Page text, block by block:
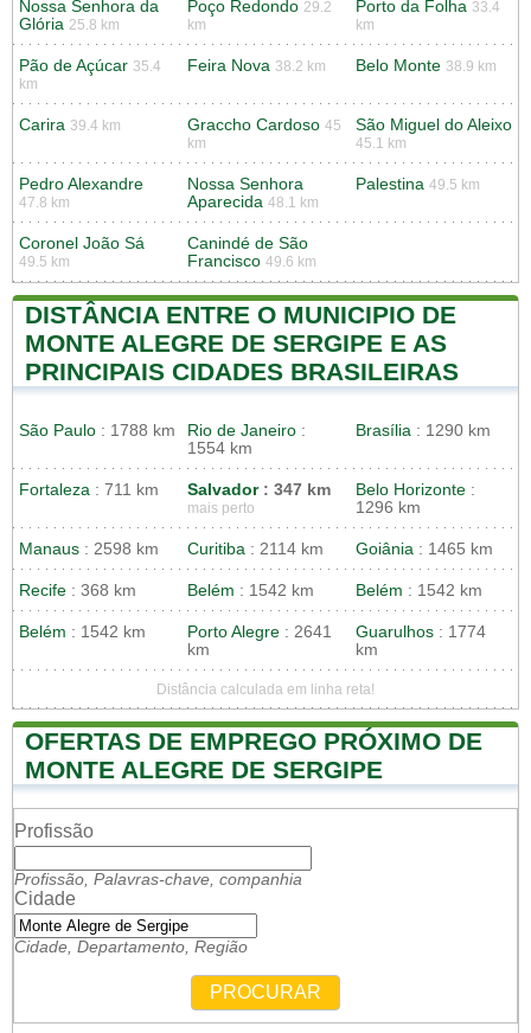
Nossa Senhora da
Glória 25.8 km
Poço Redondo 29.2
km
Porto da Folha 33.4
km
Pão de Açúcar 35.4
km
Feira Nova 38.2 km Belo Monte 38.9 km
Carira 39.4 km Graccho Cardoso 45
km
São Miguel do Aleixo
45.1 km
Pedro Alexandre
47.8 km
Nossa Senhora
Aparecida 48.1 km
Palestina 49.5 km
Coronel João Sá
49.5 km
Canindé de São
Francisco 49.6 km
DISTÂNCIA ENTRE O MUNICIPIO DE
MONTE ALEGRE DE SERGIPE E AS
PRINCIPAIS CIDADES BRASILEIRAS
São Paulo : 1788 km Rio de Janeiro :
1554 km
Brasília : 1290 km
Fortaleza : 711 km Salvador: 347 km
mais perto
Belo Horizonte :
1296 km
Manaus : 2598 km Curitiba : 2114 km Goiânia : 1465 km
Recife : 368 km Belém : 1542 km Belém : 1542 km
Belém : 1542 km Porto Alegre : 2641
km
Guarulhos : 1774
km
Distância calculada em linha reta!
OFERTAS DE EMPREGO PRÓXIMO DE
MONTE ALEGRE DE SERGIPE
Profissão
Profissão, Palavras-chave, companhia
Cidade
Cidade, Departamento, Região
PROCURAR